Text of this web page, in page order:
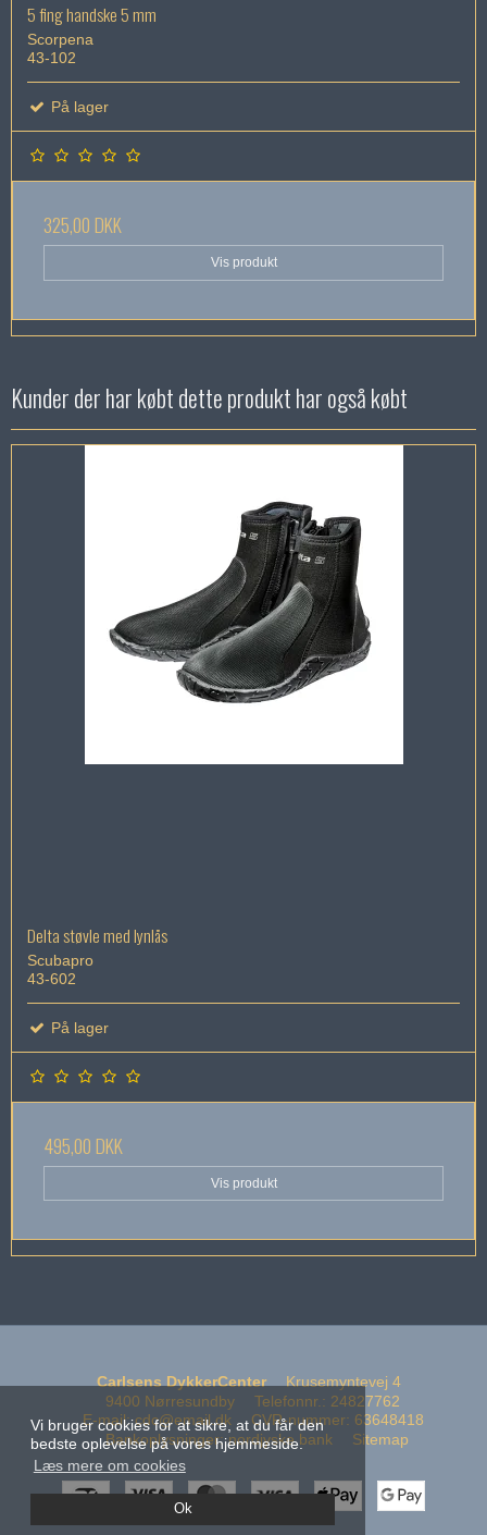
Vi bruger cookies for at sikre, at du får den
bedste oplevelse på vores hjemmeside.
Læs mere om cookies
Ok
5 fing handske 5 mm
Scorpena
43-102
På lager
325,00 DKK
Vis produkt
Kunder der har købt dette produkt har også købt
Delta støvle med lynlås
Scubapro
43-602
På lager
495,00 DKK
Vis produkt
Carlsens DykkerCenter
Krusemyntevej 4
9400 Nørresundby
Telefonnr. : 24827762
E-mail: cdc@email.dk CVR-nummer: 63648418
Bankoplysninger:nordjyske bank Sitemap